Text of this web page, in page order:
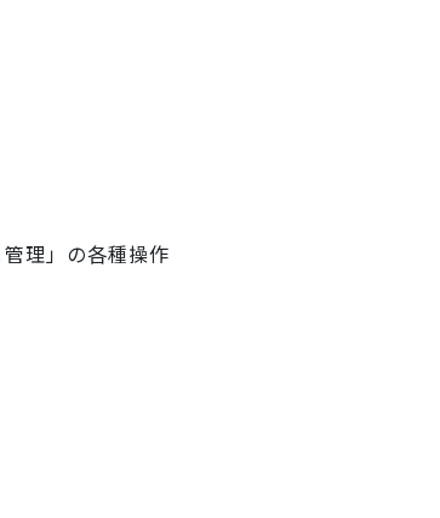
理」の各種操作